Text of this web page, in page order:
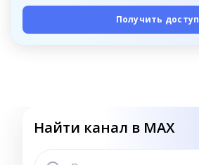
Получить доступ
Найти канал в MAX